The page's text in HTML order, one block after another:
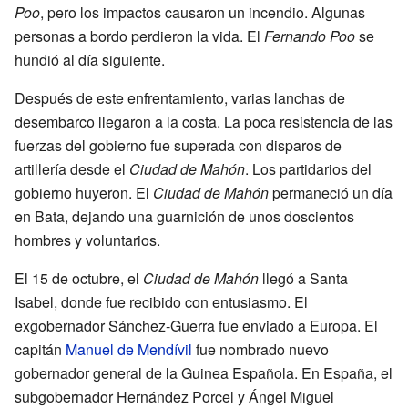
Poo, pero los impactos causaron un incendio. Algunas
personas a bordo perdieron la vida. El Fernando Poose
hundió al día siguiente.
Después de este enfrentamiento, varias lanchas de
desembarco llegaron a la costa. La poca resistencia de las
fuerzas del gobierno fue superada con disparos de
artillería desde el Ciudad de Mahón. Los partidarios del
gobierno huyeron. El Ciudad de Mahónpermaneció un día
en Bata, dejando una guarnición de unos doscientos
hombres y voluntarios.
El 15 de octubre, el Ciudad de Mahón llegó a Santa
Isabel, donde fue recibido con entusiasmo. El
exgobernador Sánchez-Guerra fue enviado a Europa. El
capitán Manuel de Mendívil fue nombrado nuevo
gobernador general de la Guinea Española. En España, el
subgobernador Hernández Porcel y Ángel Miguel